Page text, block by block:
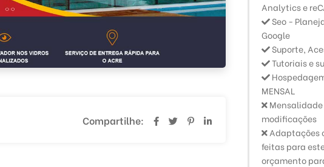
Compartilhe:
Analytics e
Seo -
Google
Suporte,
Tutoriais e
MENSAL
modificações
Adaptações
feitas para
orçamento